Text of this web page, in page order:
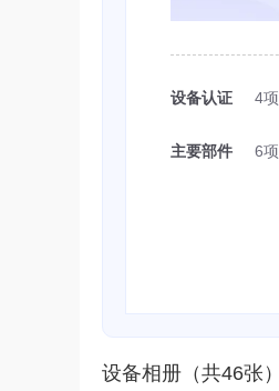
设备认证 4项
主要部件 6项
设备相册（共46张）